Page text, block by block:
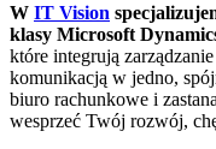
W IT Vision
klasy Microsoft
które integrują
komunikacją w jedno,
biuro rachunkowe i
wesprzeć Twój rozwój,